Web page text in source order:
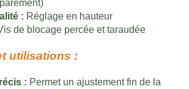
: Réglage en hauteur
de blocage percée et taraudée
utilisations :
: Permet un ajustement fin de la